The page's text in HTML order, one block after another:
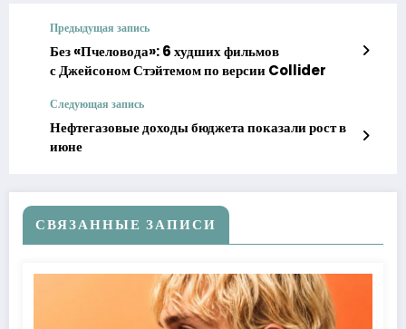
Предыдущая запись
Без «Пчеловода»: 6 худших фильмов
с Джейсоном Стэйтемом по версии Collider
Следующая запись
Нефтегазовые доходы бюджета показали рост в
июне
СВЯЗАННЫЕ ЗАПИСИ